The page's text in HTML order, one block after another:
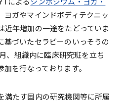
ヨガやマインドボディテクニッ
近年増加の一途をたどっていま
基づいたセラピーのいっそうの
、組織内に臨床研究班を立ち
を行なっております。
満たす国内の研究機関等に所属